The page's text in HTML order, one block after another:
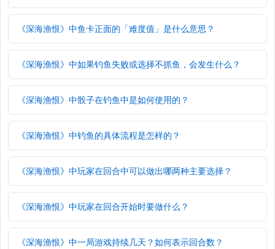
《深海渔恨》中鱼卡正面的「难度值」是什么意思？
《深海渔恨》中如果钓鱼失败或选择不抓鱼，会发生什么？
《深海渔恨》中骰子在钓鱼中是如何使用的？
《深海渔恨》中钓鱼的具体流程是怎样的？
《深海渔恨》中玩家在回合中可以做出哪两种主要选择？
《深海渔恨》中玩家在回合开始时要做什么？
《深海渔恨》中一局游戏持续几天？如何表示回合数？